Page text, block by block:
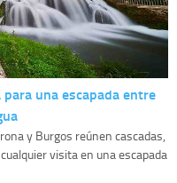
una escapada entre
y Burgos reúnen cascadas,
visita en una escapada